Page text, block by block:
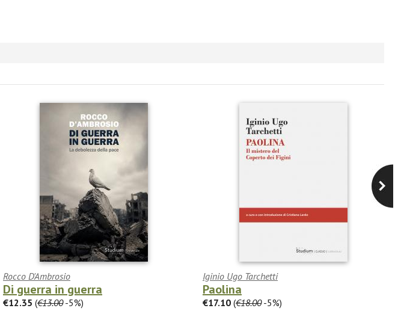
Rocco D'Ambrosio
Di guerra in guerra
€12.35 (€13.00-5%)
Iginio Ugo Tarchetti
Paolina
€17.10 (€18.00-5%)